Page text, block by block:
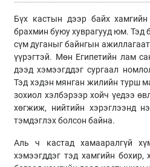
Бүх кастын дээр байх
брахмин буюу хуврагууд юм. Тэд
сүм дуганыг байнгын
үүрэгтэй. Мөн Египетийн лам
дээд хэмээгддэг сургаал
Тэд хэдэн мянган жилийн турш
зохиол хэлбэрээр хойч үедээ
хөгжиж, нийтийн хэрэглээнд
тэмдэглэх болсон байна.
Аль ч кастад хамааралгүй
хэмээгддэг тэд хамгийн бохир,